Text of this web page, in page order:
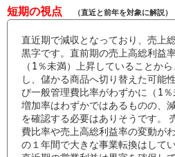
短期の視点 （直近と前年を対象に解説）
直近期で減収となっており、売上
黒字です。直前期の売上高総利益
（1％未満）上昇していることか
し、儲かる商品へ切り替えた可能
び一般管理費比率がわずかに（1％
増加率はわずかではあるものの、
を確認する必要はありそうです。
費比率や売上高総利益率の変動が
の１年間で大きな事業転換はして